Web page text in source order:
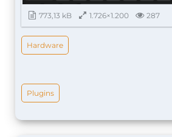
773,13 kB 1.726×1.200 287
Hardware
Plugins